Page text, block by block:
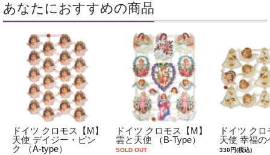
あなたにおすすめの商品
ドイツ クロモス【M】
天使 デイジー・ピン
ク （A-type）
ドイツ クロモス【M】
雲と天使 （B-Type）
SOLD OUT
ドイツ ク
天使 幸福の
330円(税込)